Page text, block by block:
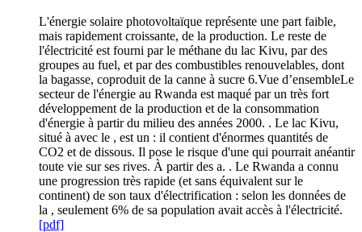
L'énergie solaire photovoltaïque représente une part faible,
mais rapidement croissante, de la production. Le reste de
l'électricité est fourni par le méthane du lac Kivu, par des
groupes au fuel, et par des combustibles renouvelables, dont
la bagasse, coproduit de la canne à sucre 6.Vue d’ensembleLe
secteur de l'énergie au Rwanda est maqué par un très fort
développement de la production et de la consommation
d'énergie à partir du milieu des années 2000. . Le lac Kivu,
situé à avec le , est un : il contient d'énormes quantités de
CO2 et de dissous. Il pose le risque d'une qui pourrait anéantir
toute vie sur ses rives. À partir des a. . Le Rwanda a connu
une progression très rapide (et sans équivalent sur le
continent) de son taux d'électrification : selon les données de
la , seulement 6% de sa population avait accès à l'électricité.
[pdf]